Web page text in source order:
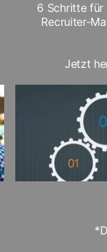
6 Schritte für
Recruiter-
Jetzt